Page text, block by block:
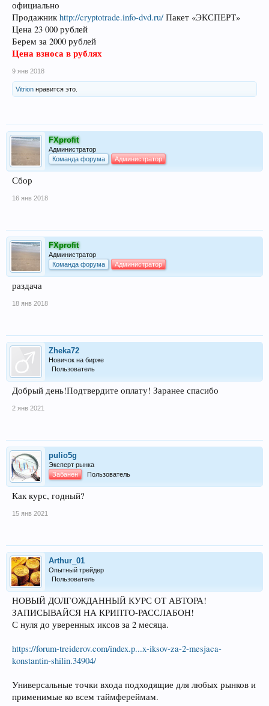
официально
Продажникhttp://cryptotrade.info-dvd.ru/ Пакет «ЭКСПЕРТ»
Цена 23 000 рублей
Берем за 2000 рублей
Цена взноса в рублях
9 янв 2018
Vitrion нравится это.
FXprofit
Администратор
Команда форума
Администратор
Сбор
16 янв 2018
FXprofit
Администратор
Команда форума
Администратор
раздача
18 янв 2018
Zheka72
Новичок на бирже
Пользователь
Добрый день!Подтвердите оплату! Заранее спасибо
2 янв 2021
pulio5g
Эксперт рынка
Забанен
Пользователь
Как курс, годный?
15 янв 2021
Arthur_01
Опытный трейдер
Пользователь
НОВЫЙ ДОЛГОЖДАННЫЙ КУРС ОТ АВТОРА!
ЗАПИСЫВАЙСЯ НА КРИПТО-РАССЛАБОН!
С нуля до уверенных иксов за 2 месяца.
https://forum-treiderov.com/index.p...x-iksov-za-2-mesjaca-
konstantin-shilin.34904/
Универсальные точки входа подходящие для любых рынков и
применимые ко всем таймфереймам.